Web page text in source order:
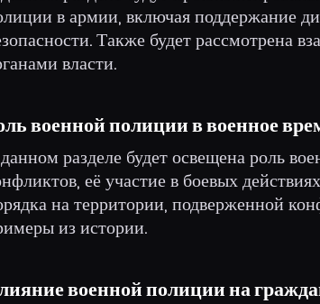
в армии, включая поддержание
Также будет рассмотрена
власти.
военной полиции в военное
разделе будет освещена роль
её участие в боевых
на территории, подверженной
из истории.
военной полиции на